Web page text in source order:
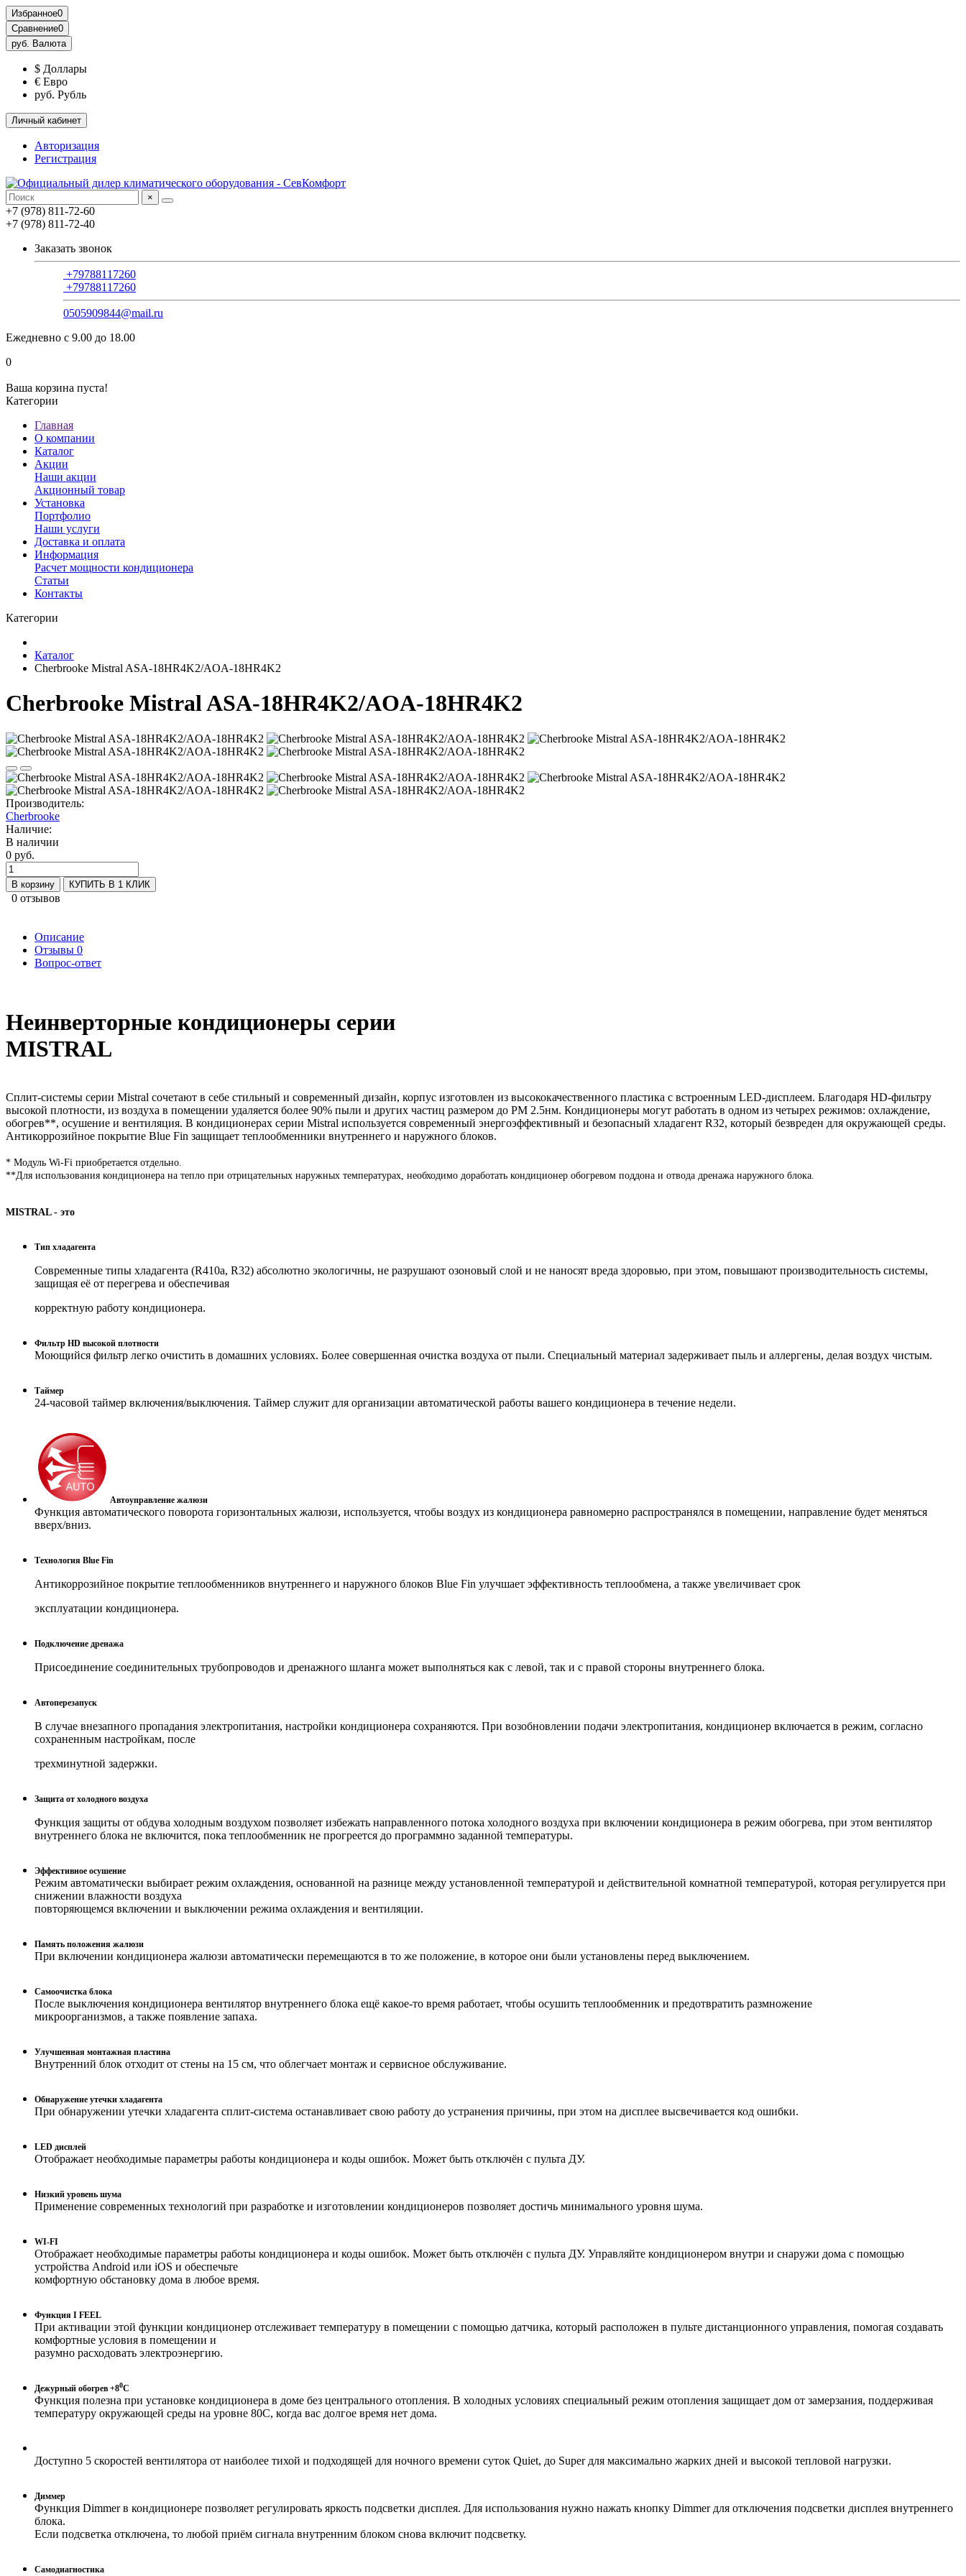
Избранное0
Сравнение0
руб. Валюта
$ Доллары
€ Евро
руб. Рубль
Личный кабинет
Авторизация
Регистрация
×
+7 (978) 811-72-60
+7 (978) 811-72-40
Заказать звонок
+79788117260
+79788117260
0505909844@mail.ru
Ежедневно с 9.00 до 18.00
0
Ваша корзина пуста!
Категории
Главная
О компании
Каталог
Акции
Наши акции
Акционный товар
Установка
Портфолио
Наши услуги
Доставка и оплата
Информация
Расчет мощности кондиционера
Статьи
Контакты
Категории
Каталог
Cherbrooke Mistral ASA-18HR4K2/AOA-18HR4K2
Cherbrooke Mistral ASA-18HR4K2/AOA-18HR4K2
Производитель:
Cherbrooke
Наличие:
В наличии
0 руб.
В корзину КУПИТЬ В 1 КЛИК
0 отзывов
Описание
Отзывы 0
Вопрос-ответ
Неинверторные кондиционеры серии
MISTRAL
Сплит-системы серии Mistral сочетают в себе стильный и современный дизайн, корпус изготовлен из высококачественного пластика с встроенным LED-дисплеем. Благодаря HD-фильтру
высокой плотности, из воздуха в помещении удаляется более 90% пыли и других частиц размером до РМ 2.5нм. Кондиционеры могут работать в одном из четырех режимов: охлаждение,
обогрев**, осушение и вентиляция. В кондиционерах серии Mistral используется современный энергоэффективный и безопасный хладагент R32, который безвреден для окружающей среды.
Антикоррозийное покрытие Blue Fin защищает теплообменники внутреннего и наружного блоков.
* Модуль Wi-Fi приобретается отдельно.
**Для использования кондиционера на тепло при отрицательных наружных температурах, необходимо доработать кондиционер обогревом поддона и отвода дренажа наружного блока.
MISTRAL - это
Тип хладагента
Современные типы хладагента (R410a, R32) абсолютно экологичны, не разрушают озоновый слой и не наносят вреда здоровью, при этом, повышают производительность системы,
защищая её от перегрева и обеспечивая
корректную работу кондиционера.
Фильтр HD высокой плотности
Моющийся фильтр легко очистить в домашних условиях. Более совершенная очистка воздуха от пыли. Специальный материал задерживает пыль и аллергены, делая воздух чистым.
Таймер
24-часовой таймер включения/выключения. Таймер служит для организации автоматической работы вашего кондиционера в течение недели.
Автоуправление жалюзи
Функция автоматического поворота горизонтальных жалюзи, используется, чтобы воздух из кондиционера равномерно распространялся в помещении, направление будет меняться
вверх/вниз.
Технология Blue Fin
Антикоррозийное покрытие теплообменников внутреннего и наружного блоков Blue Fin улучшает эффективность теплообмена, а также увеличивает срок
эксплуатации кондиционера.
Подключение дренажа
Присоединение соединительных трубопроводов и дренажного шланга может выполняться как с левой, так и с правой стороны внутреннего блока.
Автоперезапуск
В случае внезапного пропадания электропитания, настройки кондиционера сохраняются. При возобновлении подачи электропитания, кондиционер включается в режим, согласно
сохраненным настройкам, после
трехминутной задержки.
Защита от холодного воздуха
Функция защиты от обдува холодным воздухом позволяет избежать направленного потока холодного воздуха при включении кондиционера в режим обогрева, при этом вентилятор
внутреннего блока не включится, пока теплообменник не прогреется до программно заданной температуры.
Эффективное осушение
Режим автоматически выбирает режим охлаждения, основанной на разнице между установленной температурой и действительной комнатной температурой, которая регулируется при
снижении влажности воздуха
повторяющемся включении и выключении режима охлаждения и вентиляции.
Память положения жалюзи
При включении кондиционера жалюзи автоматически перемещаются в то же положение, в которое они были установлены перед выключением.
Самоочистка блока
После выключения кондиционера вентилятор внутреннего блока ещё какое-то время работает, чтобы осушить теплообменник и предотвратить размножение
микроорганизмов, а также появление запаха.
Улучшенная монтажная пластина
Внутренний блок отходит от стены на 15 см, что облегчает монтаж и сервисное обслуживание.
Обнаружение утечки хладагента
При обнаружении утечки хладагента сплит-система останавливает свою работу до устранения причины, при этом на дисплее высвечивается код ошибки.
LED дисплей
Отображает необходимые параметры работы кондиционера и коды ошибок. Может быть отключён с пульта ДУ.
Низкий уровень шума
Применение современных технологий при разработке и изготовлении кондиционеров позволяет достичь минимального уровня шума.
WI-FI
Отображает необходимые параметры работы кондиционера и коды ошибок. Может быть отключён с пульта ДУ. Управляйте кондиционером внутри и снаружи дома с помощью
устройства Android или iOS и обеспечьте
комфортную обстановку дома в любое время.
Функция I FEEL
При активации этой функции кондиционер отслеживает температуру в помещении с помощью датчика, который расположен в пульте дистанционного управления, помогая создавать
комфортные условия в помещении и
разумно расходовать электроэнергию.
Дежурный обогрев +80С
Функция полезна при установке кондиционера в доме без центрального отопления. В холодных условиях специальный режим отопления защищает дом от замерзания, поддерживая
температуру окружающей среды на уровне 80С, когда вас долгое время нет дома.
Доступно 5 скоростей вентилятора от наиболее тихой и подходящей для ночного времени суток Quiet, до Super для максимально жарких дней и высокой тепловой нагрузки.
Диммер
Функция Dimmer в кондиционере позволяет регулировать яркость подсветки дисплея. Для использования нужно нажать кнопку Dimmer для отключения подсветки дисплея внутреннего
блока.
Если подсветка отключена, то любой приём сигнала внутренним блоком снова включит подсветку.
Самодиагностика